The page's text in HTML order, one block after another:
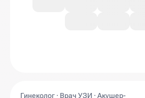
Гинеколог · Врач УЗИ · Акушер-